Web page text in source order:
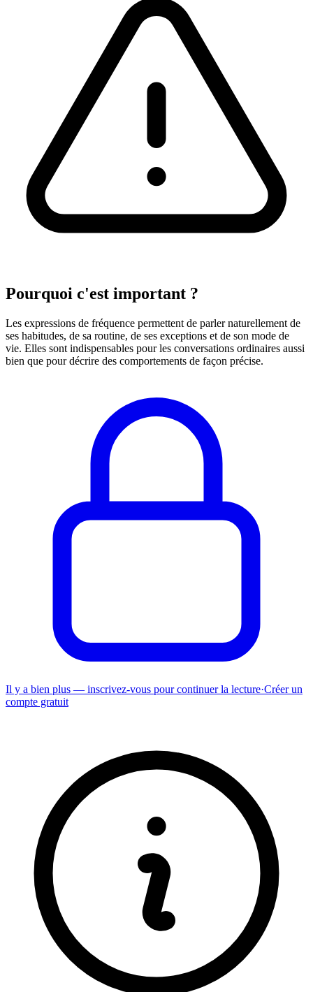
Pourquoi c'est important ?
Les expressions de fréquence permettent de parler naturellement de
ses habitudes, de sa routine, de ses exceptions et de son mode de
vie. Elles sont indispensables pour les conversations ordinaires aussi
bien que pour décrire des comportements de façon précise.
Il y a bien plus — inscrivez-vous pour continuer la lecture·Créer un
compte gratuit